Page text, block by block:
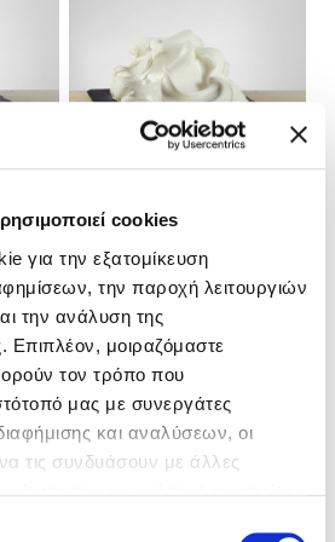
cookies
για την εξατομίκευση
την παροχή λειτουργιών
την ανάλυση της
Επιπλέον, μοιραζόμαστε
τον τρόπο που
μας με συνεργάτες
και αναλύσεων, οι
τις συνδυάσουν με άλλες
70422
Περισσότερα για το προϊόν